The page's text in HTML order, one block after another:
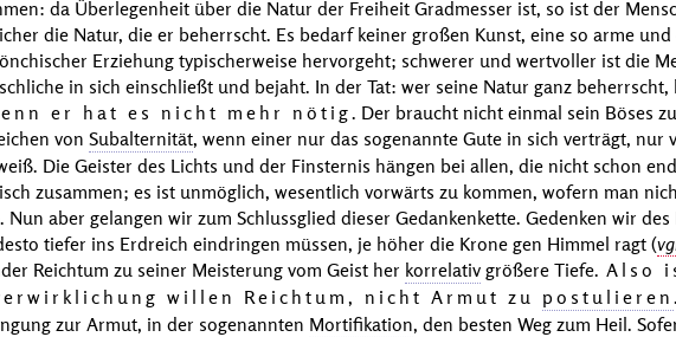
da Überlegenheit über die Natur der Freiheit Gradmesser ist, so ist der
die Natur, die er beherrscht. Es bedarf keiner großen Kunst, eine so arme
Erziehung typischerweise hervorgeht; schwerer und wertvoller ist die
in sich einschließt und bejaht. In der Tat: wer seine Natur ganz
er hat es nicht mehr nötig. Der braucht nicht einmal sein Böses
von Subalternität, wenn einer nur das sogenannte Gute in sich verträgt, nur
Die Geister des Lichts und der Finsternis hängen bei allen, die nicht schon
zusammen; es ist unmöglich, wesentlich vorwärts zu kommen, wofern man
. Nun aber gelangen wir zum Schlussglied dieser Gedankenkette. Gedenken wir
tiefer ins Erdreich eindringen müssen, je höher die Krone gen Himmel ragt (
Reichtum zu seiner Meisterung vom Geist her korrelativ größere Tiefe. Also
willen Reichtum, nicht Armut zu postulieren
zur Armut, in der sogenannten Mortifikation, den besten Weg zum Heil.